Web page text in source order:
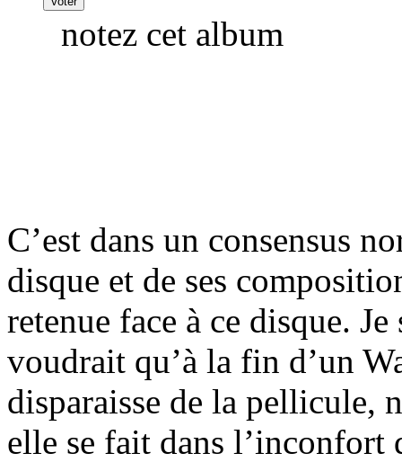
notez cet album
C’est dans un consensus
disque et de ses
retenue face à ce disque.
voudrait qu’à la fin d’un
disparaisse de la pellicule,
elle se fait dans l’inconfort